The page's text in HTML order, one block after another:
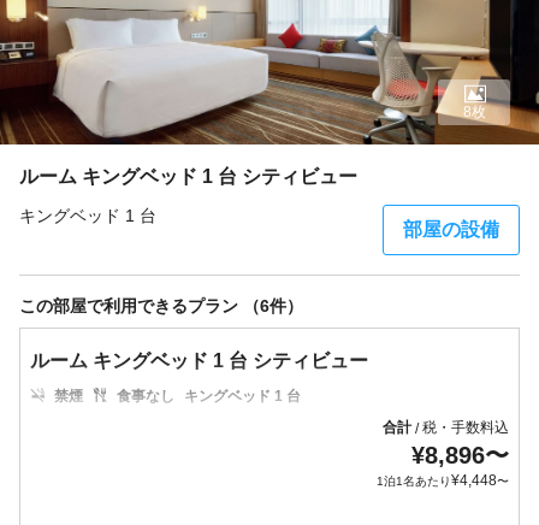
ルーム キングベッド 1 台 シティビュー
キングベッド 1 台
部屋の設備
8枚
この部屋で利用できるプラン （6件）
ルーム キングベッド 1 台 シティビュー
禁煙 食事なし
キングベッド 1 台
合計/税・手数料込
¥8,896〜
1泊1名あたり¥4,448〜